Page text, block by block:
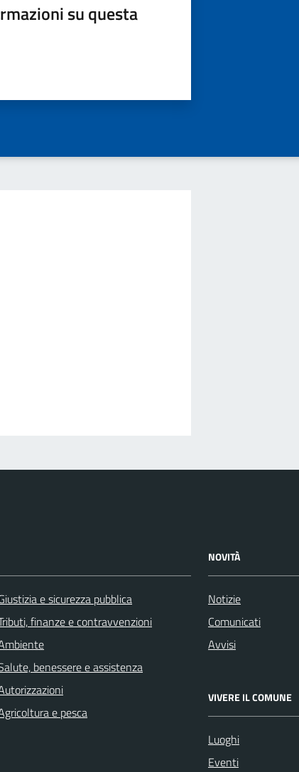
su questa
e sicurezza pubblica
finanze e contravvenzioni
benessere e assistenza
e pesca
NOVITÀ
Notizie
Comunicati
Avvisi
VIVERE IL COMUNE
Luoghi
Eventi